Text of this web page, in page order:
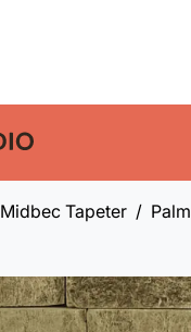
Midbec Tapeter